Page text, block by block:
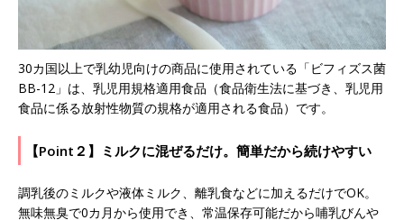
30カ国以上で乳幼児向けの商品に使用されている「ビフィズス菌
BB-12」は、乳児用規格適用食品（食品衛生法に基づき、乳児用
食品に係る放射性物質の規格が適用される食品）です。
【Point２】ミルクに混ぜるだけ。簡単だから続けやすい
調乳後のミルクや液体ミルク、離乳食などに加えるだけでOK。
無味無臭で0カ月から使用でき、常温保存可能だから哺乳びんや